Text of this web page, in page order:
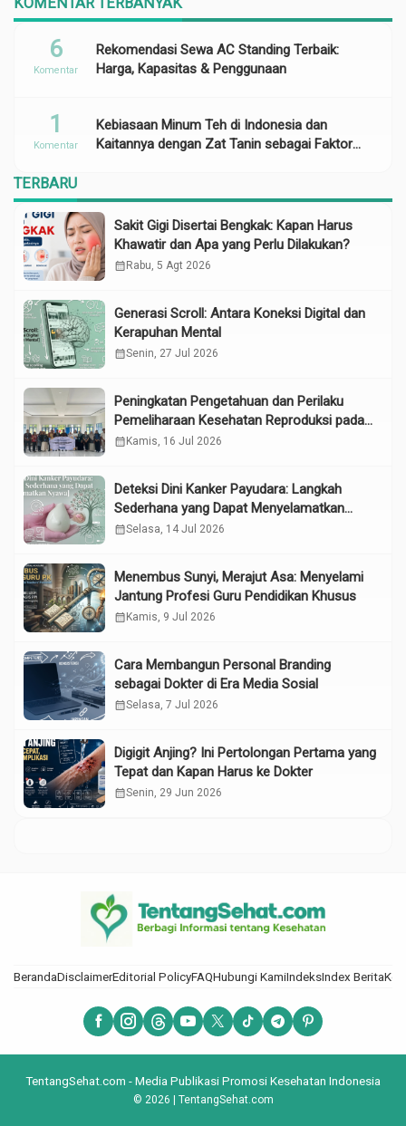
Rekomendasi Sewa AC Standing Terbaik:
Harga, Kapasitas & Penggunaan
6
Komentar
Kebiasaan Minum Teh di Indonesia dan
Kaitannya dengan Zat Tanin sebagai Faktor
1
Komentar
TERBARU
Sakit Gigi Disertai Bengkak: Kapan Harus
Khawatir dan Apa yang Perlu Dilakukan?
calendar_month Rabu, 5 Agt 2026
Generasi Scroll: Antara Koneksi Digital dan
Kerapuhan Mental
calendar_monthSenin, 27 Jul 2026
Peningkatan Pengetahuan dan Perilaku
Pemeliharaan Kesehatan Reproduksi pada
Lansia melalui Edukasi dan Konseling di
calendar_month Kamis, 16 Jul 2026
Deteksi Dini Kanker Payudara: Langkah
Sederhana yang Dapat Menyelamatkan
Nyawa
calendar_monthSelasa, 14 Jul 2026
Menembus Sunyi, Merajut Asa: Menyelami
Jantung Profesi Guru Pendidikan Khusus
calendar_month Kamis, 9 Jul 2026
Cara Membangun Personal Branding
sebagai Dokter di Era Media Sosial
calendar_monthSelasa, 7 Jul 2026
Digigit Anjing? Ini Pertolongan Pertama yang
Tepat dan Kapan Harus ke Dokter
calendar_monthSenin, 29 Jun 2026
BerandaDisclaimerEditorial PolicyFAQHubungi KamiIndeksIndex Berita
TentangSehat.com - Media Publikasi Promosi Kesehatan Indonesia
© 2026 | TentangSehat.com